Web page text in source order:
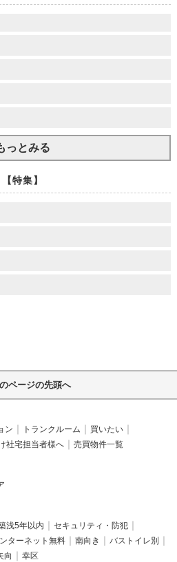
っとみる
【特集】
ページの先頭へ
ン トランクルーム
買いたい
社宅担当者様へ 売買物件一覧
浅5年以内
セキュリティ・防犯
ターネット無料 南向き
バストイレ別
向 幸区